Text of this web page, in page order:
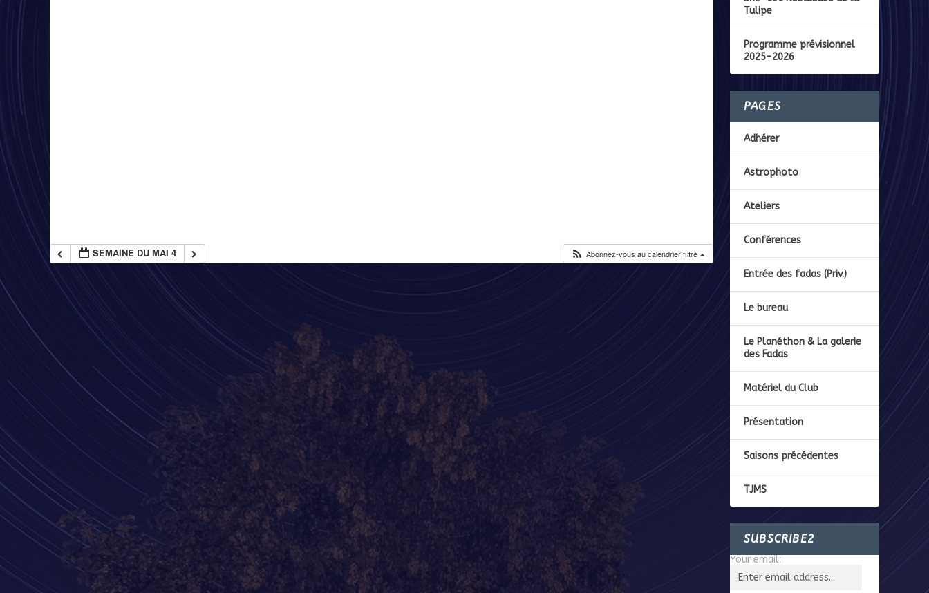
SEMAINE DU MAI 4 Abonnez-vous au calendrier filtré
Tulipe
Programme prévisionnel
2025-2026
PAGES
Adhérer
Astrophoto
Ateliers
Conférences
Entrée des fadas (Priv.)
Le bureau
Le Planéthon & La galerie
des Fadas
Matériel du Club
Présentation
Saisons précédentes
TJMS
SUBSCRIBE2
Your email: